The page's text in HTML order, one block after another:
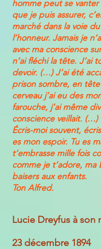
homme peut se vanter
que je puis assurer,
marché dans la voie
l’honneur. Jamais je
avec ma conscience
n’ai fléchi la tête. J’ai
devoir. (…) J’ai été
prison sombre, en
cerveau j’ai eu des
farouche, j’ai même
conscience veillait. (…)
Écris-moi souvent,
es mon espoir. Tu es
t’embrasse mille fois
comme je t’adore, ma
baisers aux enfants.
Ton Alfred.
Lucie Dreyfus à son
23 décembre 1894